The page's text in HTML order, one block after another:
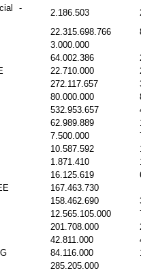
-
2.186.503
22.315.698.766
3.000.000
64.002.386
22.710.000
272.117.657
80.000.000
532.953.657
62.989.889
7.500.000
10.587.592
1.871.410
16.125.619
167.463.730
158.462.690
12.565.105.000
201.708.000
42.811.000
84.116.000
285.205.000